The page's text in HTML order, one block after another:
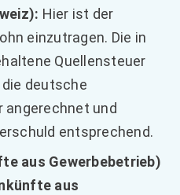
Hier ist der
einzutragen. Die in
Quellensteuer
die deutsche
angerechnet und
entsprechend.
aus Gewerbebetrieb)
aus